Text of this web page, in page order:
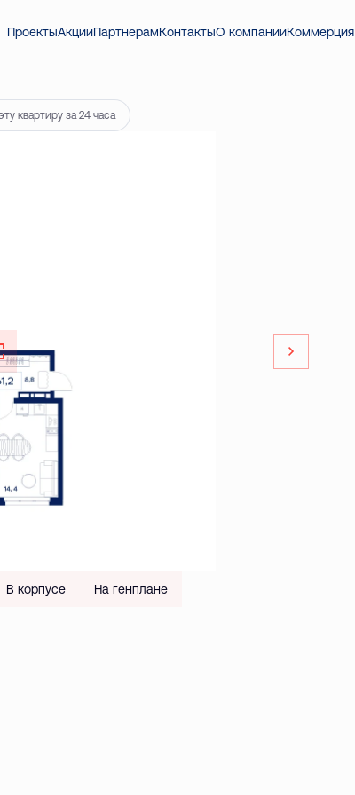
ПроектыАкцииПартнерамКонтактыО компанииКоммерция
квартиру за 24 часа
В корпусе На генплане